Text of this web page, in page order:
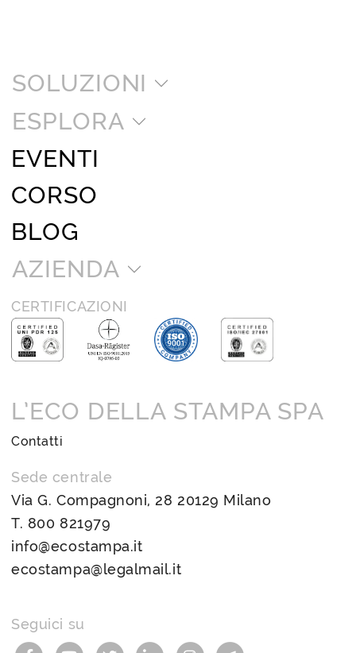
SOLUZIONI
ESPLORA
EVENTI
CORSO
BLOG
AZIENDA
CERTIFICAZIONI
L’ECO DELLA STAMPA SPA
Contatti
Sede centrale
Via G. Compagnoni, 28 20129 Milano
T. 800 821979
info@ecostampa.it
ecostampa@legalmail.it
Seguici su